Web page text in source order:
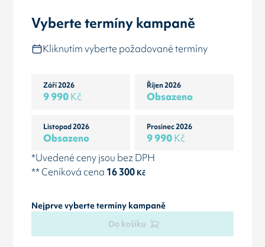
Vyberte termíny kampaně
Kliknutím vyberte požadované termíny
Září 2026
9 990Kč
Říjen 2026
Obsazeno
Listopad 2026
Obsazeno
Prosinec 2026
9 990Kč
*Uvedené ceny jsou bez DPH
** Ceníková cena 16 300Kč
Nejprve vyberte termíny kampaně
Do košíku